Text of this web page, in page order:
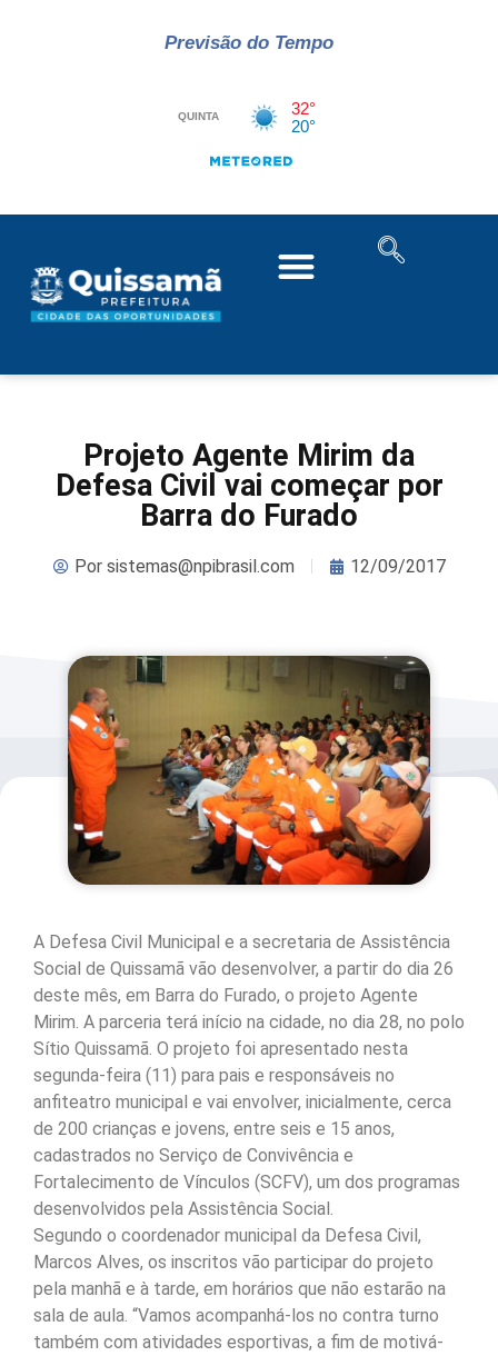
Previsão do Tempo
Projeto Agente Mirim da
Defesa Civil vai começar por
Barra do Furado
Porsistemas@npibrasil.com 12/09/2017
A Defesa Civil Municipal e a secretaria de Assistência
Social de Quissamã vão desenvolver, a partir do dia 26
deste mês, em Barra do Furado, o projeto Agente
Mirim. A parceria terá início na cidade, no dia 28, no polo
Sítio Quissamã. O projeto foi apresentado nesta
segunda-feira (11) para pais e responsáveis no
anfiteatro municipal e vai envolver, inicialmente, cerca
de 200 crianças e jovens, entre seis e 15 anos,
cadastrados no Serviço de Convivência e
Fortalecimento de Vínculos (SCFV), um dos programas
desenvolvidos pela Assistência Social.
Segundo o coordenador municipal da Defesa Civil,
Marcos Alves, os inscritos vão participar do projeto
pela manhã e à tarde, em horários que não estarão na
sala de aula. “Vamos acompanhá-los no contra turno
também com atividades esportivas, a fim de motivá-